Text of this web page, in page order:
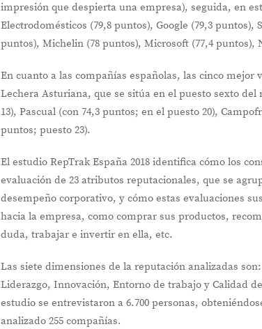
impresión que despierta una empresa), seguida, en
Electrodomésticos (79,8 puntos), Google (79,3
puntos), Michelin (78 puntos), Microsoft (77,4 puntos),
En cuanto a las compañías españolas, las cinco mejor
Lechera Asturiana, que se sitúa en el puesto sexto
13), Pascual (con 74,3 puntos; en el puesto 20),
puntos; puesto 23).
El estudio RepTrak España 2018 identifica cómo los
evaluación de 23 atributos reputacionales, que se
desempeño corporativo, y cómo estas evaluaciones
hacia la empresa, como comprar sus productos,
duda, trabajar e invertir en ella, etc.
Las siete dimensiones de la reputación analizadas
Liderazgo, Innovación, Entorno de trabajo y Calidad
estudio se entrevistaron a 6.700 personas,
analizado 255 compañías.